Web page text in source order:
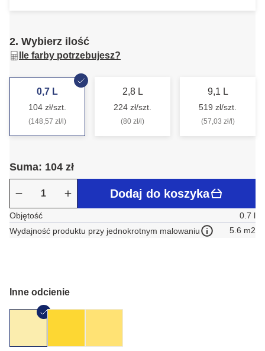
2. Wybierz ilość
Ile farby potrzebujesz?
0,7 L
104 zł/szt.
(148,57 zł/l)
2,8 L
224 zł/szt.
(80 zł/l)
9,1 L
519 zł/szt.
(57,03 zł/l)
Suma: 104 zł
Dodaj do koszyka
Objętość
0.7 l
Wydajność produktu przy jednokrotnym malowaniu
5.6 m2
Inne odcienie